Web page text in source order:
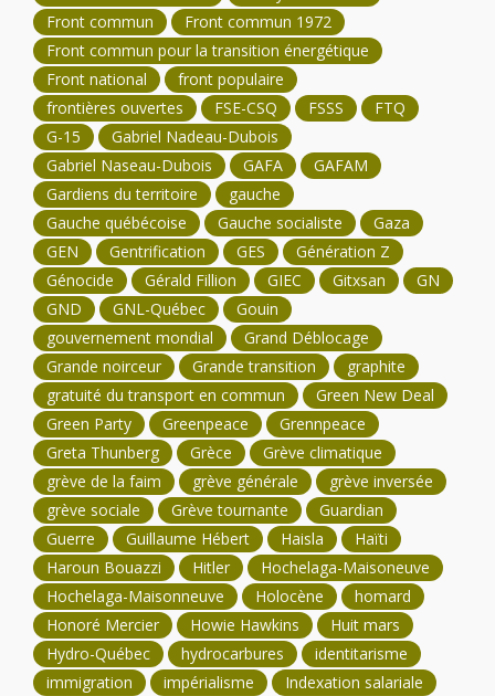
Front commun
Front commun 1972
Front commun pour la transition énergétique
Front national
front populaire
frontières ouvertes
FSE-CSQ FSSS
FTQ
G-15
Gabriel Nadeau-Dubois
Gabriel Naseau-Dubois
GAFA
GAFAM
Gardiens du territoire
gauche
Gauche québécoise
Gauche socialiste
Gaza
GEN
Gentrification GES
Génération Z
Génocide
Gérald Fillion GIEC Gitxsan
GN
GND
GNL-Québec
Gouin
gouvernement mondial
Grand Déblocage
Grande noirceur
Grande transition
graphite
gratuité du transport en commun
Green New Deal
Green Party
Greenpeace
Grennpeace
Greta Thunberg
Grèce
Grève climatique
grève de la faim
grève générale
grève inversée
grève sociale
Grève tournante
Guardian
Guerre
Guillaume Hébert Haisla
Haïti
Haroun Bouazzi
Hitler
Hochelaga-Maisoneuve
Hochelaga-Maisonneuve
Holocène
homard
Honoré Mercier
Howie Hawkins
Huit mars
Hydro-Québec
hydrocarbures
identitarisme
immigration
impérialisme
Indexation salariale